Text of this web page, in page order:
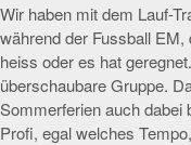
Wir haben mit dem Lauf-
während der Fussball
heiss oder es hat
überschaubare Gruppe.
Sommerferien auch dabei
Profi, egal welches